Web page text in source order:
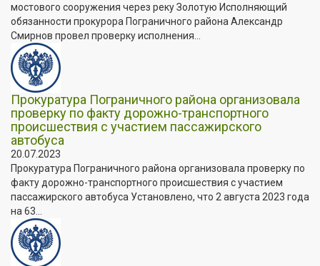
мостового сооружения через реку Золотую Исполняющий
обязанности прокурора Пограничного района Александр
Смирнов провел проверку исполнения...
Прокуратура Пограничного района организовала
проверку по факту дорожно-транспортного
происшествия с участием пассажирского
автобуса
20.07.2023
Прокуратура Пограничного района организовала проверку по
факту дорожно-транспортного происшествия с участием
пассажирского автобуса Установлено, что 2 августа 2023 года
на 63...